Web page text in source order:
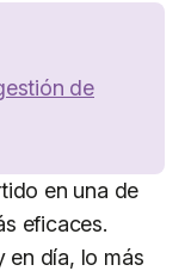
de
en una de
eficaces.
en día, lo más